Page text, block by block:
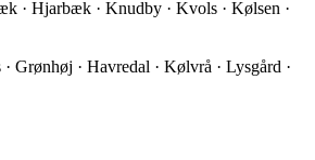
· Hjarbæk · Knudby · Kvols · Kølsen ·
· Grønhøj · Havredal · Kølvrå · Lysgård ·